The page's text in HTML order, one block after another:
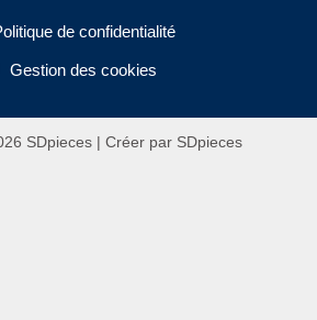
de confidentialité
Gestion des cookies
SDpieces | Créer par SDpieces